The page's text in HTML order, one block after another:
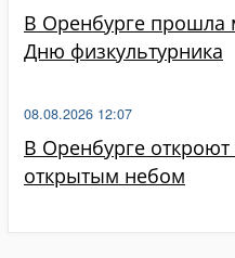
В Оренбурге прошла
Дню физкультурника
В Оренбурге
открытым небом
08.08.2026 12:07